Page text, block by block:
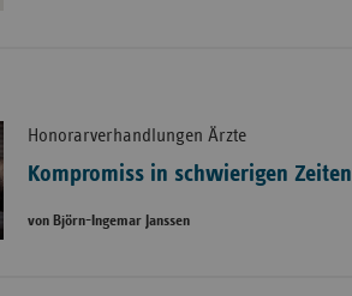
Honorarverhandlungen Ärzte
Kompromiss in schwierigen Zeiten
von Björn-Ingemar Janssen